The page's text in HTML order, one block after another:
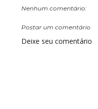
Nenhum comentário:
Postar um comentário
Deixe seu comentário